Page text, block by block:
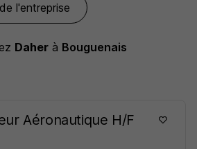
l'entreprise
Daher à Bouguenais
Aéronautique H/F